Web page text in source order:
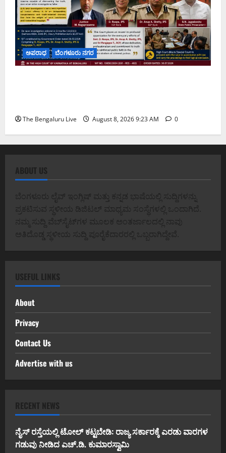
ಅಪರಾಧ ಬೆಂಗಳೂರು ನಗರ
The Bengaluru Live August 8, 2026 9:23 AM 0
ABOUT US
ಬೆಂಗಳೂರು ಲೈವ್ ಇಂಗ್ಲಿಷ್ ಮತ್ತು ಕನ್ನಡ ಭಾಷೆಯಲ್ಲಿ ಸುದ್ದಿಗಳನ್ನು
ಪ್ರಕಟಿಸುವ ಸ್ಥಳೀಯ ಡಿಜಿಟಲ್ ಮಾಧ್ಯಮ ಸಂಸ್ಥೆಗಳಲ್ಲಿ ಒಂದಾಗಿದೆ.
ನಮ್ಮ ಸುದ್ದಿ ವೆಬ್‌ಸೈಟ್‌ಗಳ ಮೂಲಕ ಅಂತರ್ಜಾಲದಲ್ಲಿ ನಾವು
ಅತಿದೊಡ್ಡ ಸ್ಥಳೀಯ ಸುದ್ದಿ ಪೂರೈಕೆದಾರರಲ್ಲಿ ಒಬ್ಬರಾಗಿದ್ದೇವೆ.
USEFUL LINKS
About
Privacy
Contact Us
Advertise with us
RECENT NEWS
ನೈಸ್ ರಸ್ತೆಯಲ್ಲಿ ಟೋಲ್ ಕಟ್ಟಬೇಡಿ: ರಾಜ್ಯ ಸರ್ಕಾರಕ್ಕೆ ಎರಡು ವಾರಗಳ
ಗಡುವು ನೀಡಿದ ಎಚ್.ಡಿ. ಕುಮಾರಸ್ವಾಮಿ